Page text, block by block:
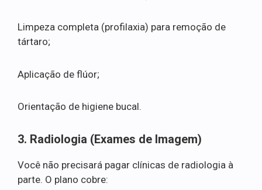
Limpeza completa (profilaxia) para remoção de
tártaro;
Aplicação de flúor;
Orientação de higiene bucal.
3. Radiologia (Exames de Imagem)
Você não precisará pagar clínicas de radiologia à
parte. O plano cobre: